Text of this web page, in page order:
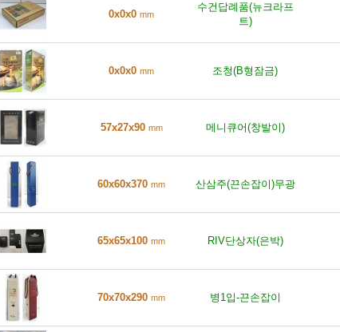
0x0x0 mm
수건답례품(뉴크라프
트)
0x0x0 mm 조청(B형잠금)
57x27x90 mm 메니큐어(창발이)
60x60x370 mm 산삼주(끈손잡이)무광
65x65x100 mm RIV단상자(은박)
70x70x290 mm 병1입-끈손잡이